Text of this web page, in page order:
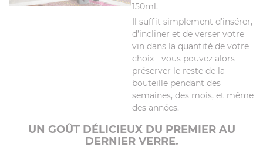
150ml.
Il suffit simplement d’insérer,
d’incliner et de verser votre
vin dans la quantité de votre
choix - vous pouvez alors
préserver le reste de la
bouteille pendant des
semaines, des mois, et même
des années.
UN GOÛT DÉLICIEUX DU PREMIER AU
DERNIER VERRE.